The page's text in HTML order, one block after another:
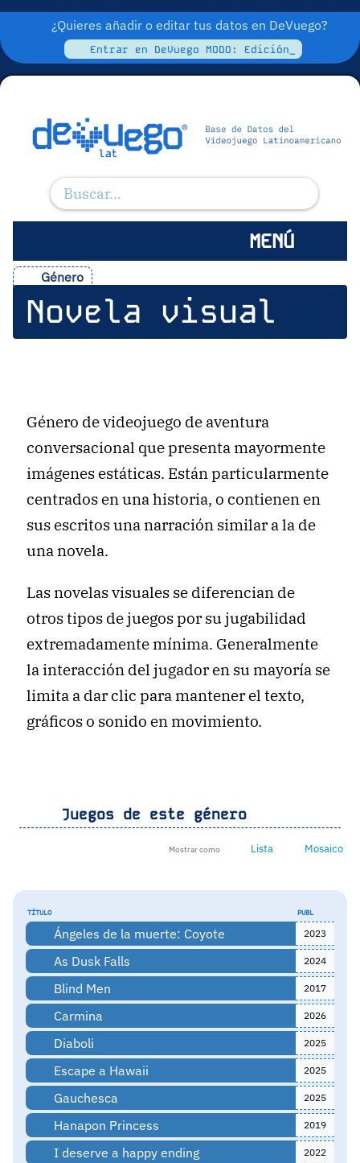
¿Quieres añadir o editar tus datos en DeVuego?
Entrar en DeVuego MODO: Edición_
MENÚ
Género
Novela visual
Género de videojuego de aventura
conversacional que presenta mayormente
imágenes estáticas. Están particularmente
centrados en una historia, o contienen en
sus escritos una narración similar a la de
una novela.
Las novelas visuales se diferencian de
otros tipos de juegos por su jugabilidad
extremadamente mínima. Generalmente
la interacción del jugador en su mayoría se
limita a dar clic para mantener el texto,
gráficos o sonido en movimiento.
Juegos de este género
Mostrar como Lista Mosaico
TÍTULO PUBL
Ángeles de la muerte: Coyote 2023
As Dusk Falls 2024
Blind Men 2017
Carmina 2026
Diaboli 2025
Escape a Hawaii 2025
Gauchesca 2025
Hanapon Princess 2019
I deserve a happy ending 2022